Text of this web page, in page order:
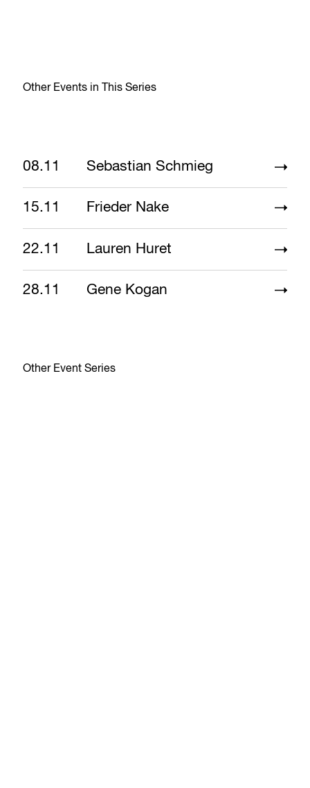
Other Events in This Series
08.11 Sebastian Schmieg
15.11 Frieder Nake
22.11 Lauren Huret
28.11 Gene Kogan
Other Event Series